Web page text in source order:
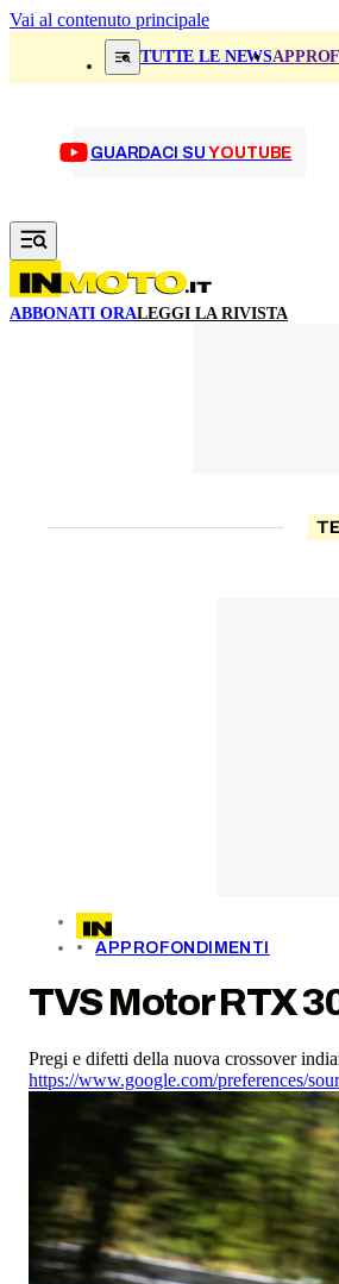
Vai al contenuto principale
TUTTE LE NEWS
GUARDACI SUYOUTUBE
ABBONATI ORALEGGI LA RIVISTA
APPROFONDIMENTI
TVS Motor RTX
Pregi e difetti della nuova crossover
https://www.google.com/preferences/